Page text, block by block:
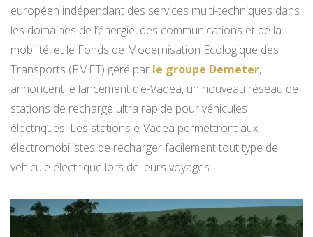
européen indépendant des services multi-techniques dans
les domaines de l’énergie, des communications et de la
mobilité, et le Fonds de Modernisation Ecologique des
Transports (FMET) géré par le groupe Demeter,
annoncent le lancement d’e-Vadea, un nouveau réseau de
stations de recharge ultra rapide pour véhicules
électriques. Les stations e-Vadea permettront aux
électromobilistes de recharger facilement tout type de
véhicule électrique lors de leurs voyages.